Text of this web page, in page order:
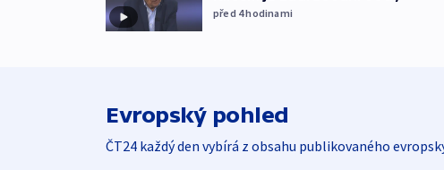
před 4hodinami
Evropský pohled
ČT24 každý den vybírá z obsahu publikovaného